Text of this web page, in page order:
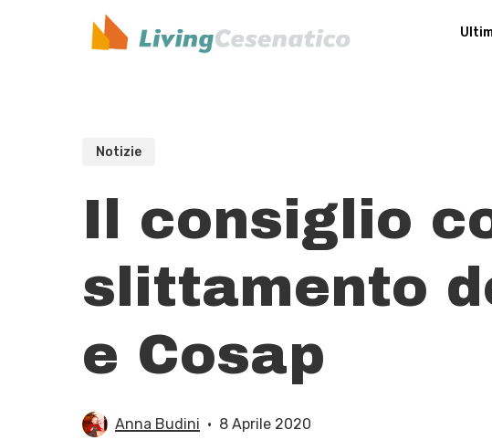
Notizie
Il consiglio
slittamento
e Cosap
Anna Budini 8 Aprile 2020